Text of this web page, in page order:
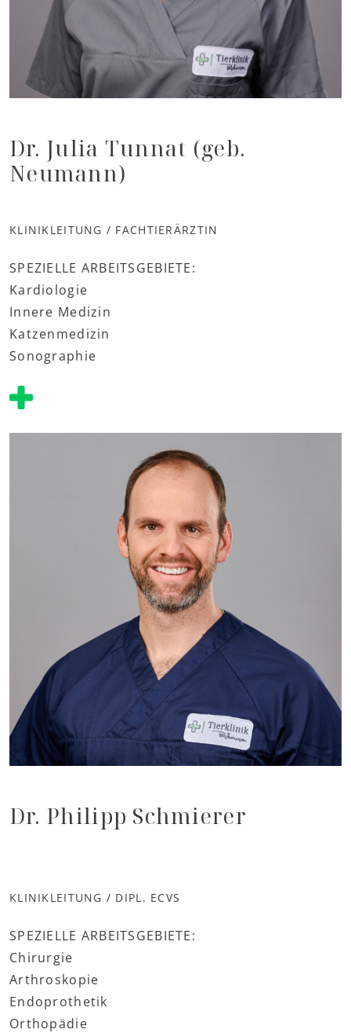
Dr. Julia Tunnat (geb.
Neumann)
KLINIKLEITUNG / FACHTIERÄRZTIN
SPEZIELLE ARBEITSGEBIETE:
Kardiologie
Innere Medizin
Katzenmedizin
Sonographie
Dr. Philipp Schmierer
KLINIKLEITUNG / DIPL. ECVS
SPEZIELLE ARBEITSGEBIETE:
Chirurgie
Arthroskopie
Endoprothetik
Orthopädie